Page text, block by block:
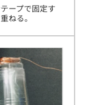
ープで固定す
ねる。